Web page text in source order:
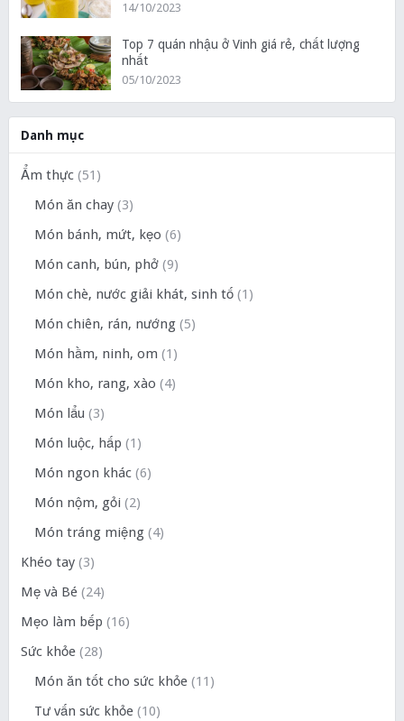
14/10/2023
Top 7 quán nhậu ở Vinh giá rẻ, chất lượng
nhất
05/10/2023
Danh mục
Ẩm thực(51)
Món ăn chay(3)
Món bánh, mứt, kẹo (6)
Món canh, bún, phở(9)
Món chè, nước giải khát, sinh tố(1)
Món chiên, rán, nướng(5)
Món hầm, ninh, om (1)
Món kho, rang, xào (4)
Món lẩu (3)
Món luộc, hấp (1)
Món ngon khác(6)
Món nộm, gỏi(2)
Món tráng miệng(4)
Khéo tay(3)
Mẹ và Bé(24)
Mẹo làm bếp (16)
Sức khỏe(28)
Món ăn tốt cho sức khỏe(11)
Tư vấn sức khỏe(10)